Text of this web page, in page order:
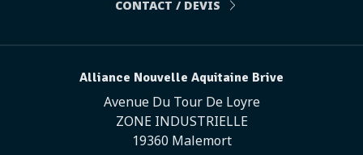
CONTACT / DEVIS
Alliance Nouvelle Aquitaine Brive
Avenue Du Tour De Loyre
ZONE INDUSTRIELLE
19360 Malemort